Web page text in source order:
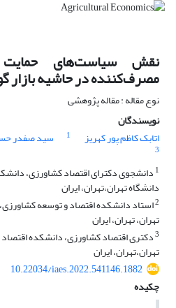
نقش سیاست‌های حمایت
مصرف‌کننده در حاشیه بازار
نوع مقاله : مقاله پژوهشی
نویسندگان
اتابک کاظم پور کهریز
1 سید صفدر
3
1 دانشجوی دکترای اقتصاد کشاورزی،
دانشگاه تهران،تهران، ایران
2استاد دانشکده اقتصاد و توسعه
تهران، تهران، ایران
3دکتری اقتصاد کشاورزی، دانشکده
تهران،تهران، ایران
10.22034/iaes.2022.541146.1882
چکیده